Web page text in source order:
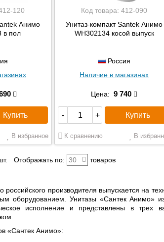
120
Анимо
в пол
Купить
В избранное
Код товара: 412-090
Унитаз-компакт Santek Анимо
WH302134 косой выпуск
Россия
Наличие в магазинах
Цена: 9 740
- + Купить
К сравнению В
Отображать по: 30 товаров
российского производителя выпускается на
оборудованием. Унитазы «Сантек Анимо»
исполнение и представлены в трех
«Сантек Анимо»: